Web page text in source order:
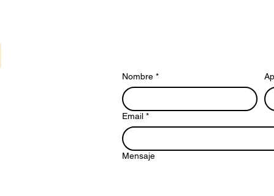
Nombre *
Email *
Mensaje